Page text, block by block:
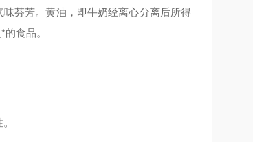
芬芳。黄油，即牛奶经离心分离后所得
食品。